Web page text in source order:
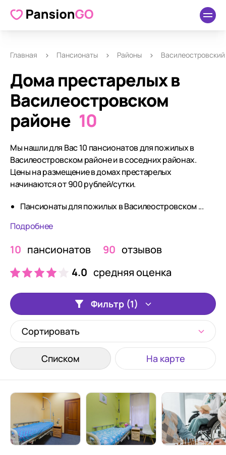
Главная Пансионаты Районы Василеостровский
Дома престарелых в
Василеостровском
районе 10
Мы нашли для Вас 10 пансионатов для пожилых в
Василеостровском районе и в соседних районах.
Цены на размещение в домах престарелых
начинаются от 900 рублей/сутки.
Пансионаты для пожилых в Василеостровском ...
Подробнее
10 пансионатов 90 отзывов
4.0 средняя оценка
Фильтр (1)
Сортировать
Списком На карте